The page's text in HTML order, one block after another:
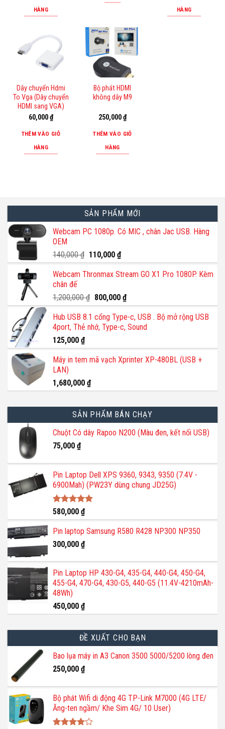
HÀNG HÀNG
Dây chuyển Hdmi
To Vga (Dây chuyển
HDMI sang VGA)
60,000₫
THÊM VÀO GIỎ
HÀNG
Bộ phát HDMI
không dây M9
250,000₫
THÊM VÀO GIỎ
HÀNG
SẢN PHẨM MỚI
Webcam PC 1080p. Có MIC , chân Jac USB. Hàng
OEM
140,000₫ Giá
gốc
là:
110,000 ₫Giá
hiện
tại
110,000 ₫.
Webcam Thronmax Stream GO X1 Pro 1080P. Kèm
chân đế
1,200,000₫ Giá
gốc
là:
1,200,000 ₫.
800,000 ₫Giá
hiện
tại
là:
Hub USB 8.1 cổng Type-c, USB . Bộ mở rộng USB
4port, Thẻ nhớ, Type-c, Sound
125,000 ₫
Máy in tem mã vạch Xprinter XP-480BL (USB +
LAN)
1,680,000 ₫
SẢN PHẨM BÁN CHẠY
Chuột Có dây Rapoo N200 (Màu đen, kết nối USB)
75,000 ₫
Pin Laptop Dell XPS 9360, 9343, 9350 (7.4V -
6900Mah) (PW23Y dùng chung JD25G)
Được xếp
hạng5.00
5 sao
580,000 ₫
Pin laptop Samsung R580 R428 NP300 NP350
300,000 ₫
Pin Laptop HP 430-G4, 435-G4, 440-G4, 450-G4,
455-G4, 470-G4, 430-G5, 440-G5 (11.4V-4210mAh-
48Wh)
450,000 ₫
ĐỀ XUẤT CHO BẠN
Bao lụa máy in A3 Canon 3500 5000/5200 lòng đen
250,000 ₫
Bộ phát Wifi di động 4G TP-Link M7000 (4G LTE/
Ăng-ten ngầm/ Khe Sim 4G/ 10 User)